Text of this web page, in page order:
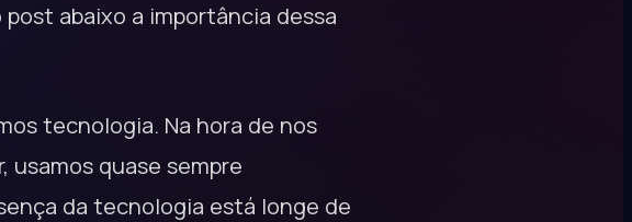
abaixo a importância dessa
tecnologia. Na hora de nos
usamos quase sempre
da tecnologia está longe de